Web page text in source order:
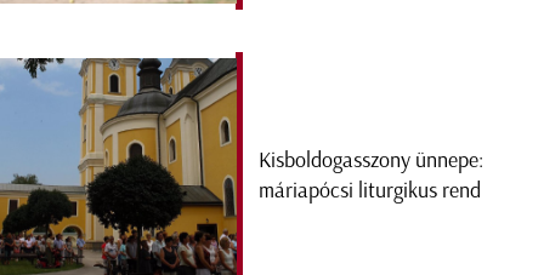
Kisboldogasszony ünnepe:
máriapócsi liturgikus rend